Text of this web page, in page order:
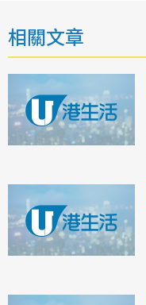
相關文章